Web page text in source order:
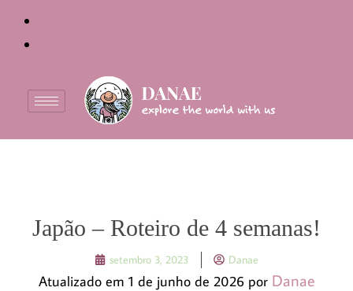
Japão – Roteiro de 4 semanas!
setembro 3, 2023 Danae
Atualizado em 1 de junho de 2026 por Danae